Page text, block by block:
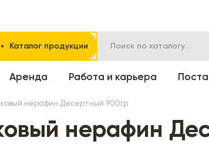
Каталог продукции
Аренда Работа и карьера
нерафин Десертный 900гр
нерафин